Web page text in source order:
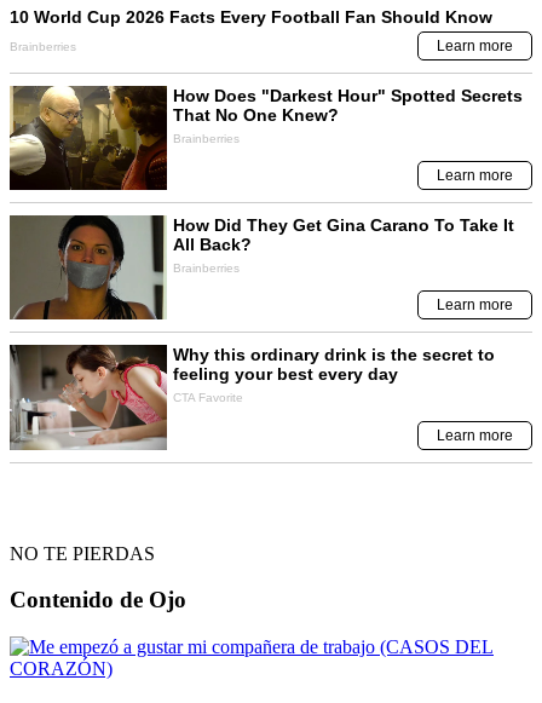
NO TE PIERDAS
Contenido de Ojo